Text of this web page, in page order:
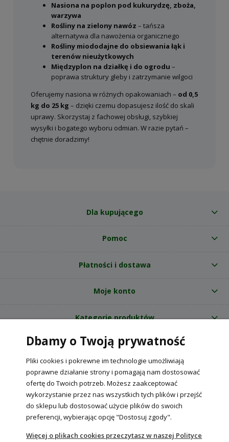
Nasiona na poplon pod kukurydzę, zboża,
warzywa
Rośliny na zielony nawóz – tańsza
alternatywa dla nawożenia organicznego
Rośliny miododajne do obsiewania łąk i
terenów nieużytkowych
Międzyplon na działkę i do ogrodu –
poprawa struktury gleby i zatrzymanie wilgoci
Oferujemy nasiona w różnych opakowaniach – od 0,5
kg do 25 kg – dzięki czemu dopasujesz ilość do skali
uprawy. Skorzystaj z fachowej obsługi, szybkiej
wysyłki i bogatego wyboru odmian. W razie pytań –
chętnie doradzimy!
Dla kupującego
Pomoc
Płatności i dostawa
Moje konto
Kategorie produktów
O nas
Internetowy sklep ogrodniczy z nasionami RajOgrodnika.pl
NIP: 6090037061, REGON: 260240470 | Czarnca, ul. Tęczowa 31, 29-100
Włoszczowa
POKAŻ PEŁNĄ WERSJĘ STRONY
Dbamy o Twoją prywatność
Pliki cookies i pokrewne im technologie umożliwiają
poprawne działanie strony i pomagają nam dostosować
ofertę do Twoich potrzeb. Możesz zaakceptować
wykorzystanie przez nas wszystkich tych plików i przejść
do sklepu lub dostosować użycie plików do swoich
preferencji, wybierając opcję "Dostosuj zgody".
Więcej o plikach cookies przeczytasz w naszej Polityce